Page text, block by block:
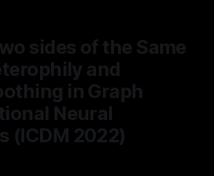
sides of the Same
and
in Graph
Neural
(ICDM 2022)